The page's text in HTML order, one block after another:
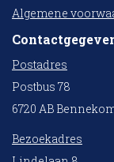
Algemene
Postadres
Postbus 78
6720 AB
Bezoekadres